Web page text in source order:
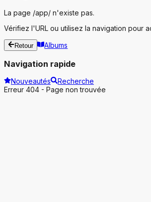
La page /app/ n'existe pas.
Vérifiez l'URL ou utilisez la navigation pour
Retour Albums
Navigation rapide
Nouveautés
Recherche
Erreur 404 - Page non trouvée